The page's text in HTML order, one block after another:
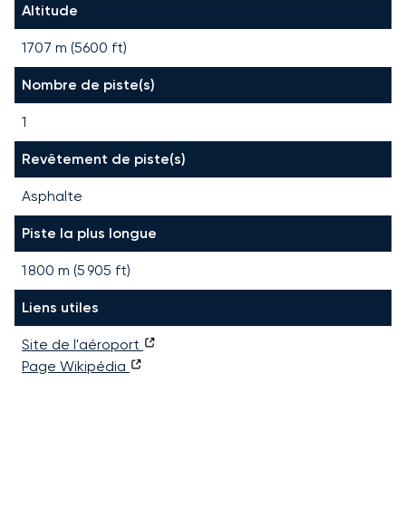
Altitude
1707 m (5600 ft)
Nombre de piste(s)
1
Revêtement de piste(s)
Asphalte
Piste la plus longue
1 800 m (5 905 ft)
Liens utiles
Site de l'aéroport
Page Wikipédia